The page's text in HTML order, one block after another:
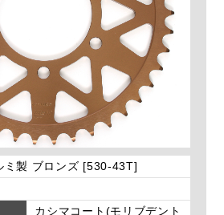
ミ製 ブロンズ [530-43T]
カシマコート(モリブデント